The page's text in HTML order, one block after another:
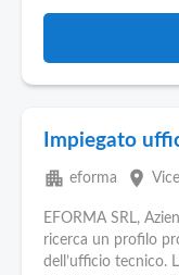
Impiegato
apartment eforma place
EFORMA SRL,
ricerca un profilo
dell’ufficio tecnico.